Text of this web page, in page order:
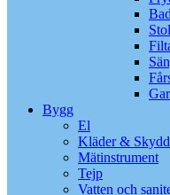
Bygg
El
Kläder & Skydd
Mätinstrument
Tejp
Vatten och